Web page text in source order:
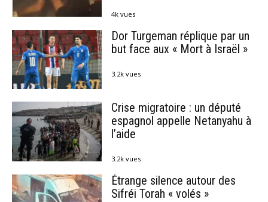
4k vues
Dor Turgeman réplique par un
but face aux « Mort à Israël »
3.2k vues
Crise migratoire : un député
espagnol appelle Netanyahu à
l’aide
3.2k vues
Étrange silence autour des
Sifréi Torah « volés »